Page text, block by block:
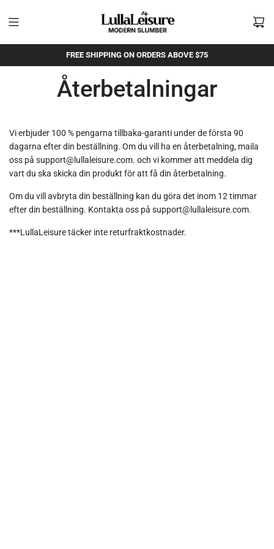
till
innehållet
FREE SHIPPING ON ORDERS ABOVE $75
Återbetalningar
Vi erbjuder 100 % pengarna tillbaka-garanti under de första 90
dagarna efter din beställning. Om du vill ha en återbetalning, maila
oss på support@lullaleisure.com. och vi kommer att meddela dig
vart du ska skicka din produkt för att få din återbetalning.
Om du vill avbryta din beställning kan du göra det inom 12 timmar
efter din beställning. Kontakta oss på support@lullaleisure.com.
***LullaLeisuretäcker inte returfraktkostnader.